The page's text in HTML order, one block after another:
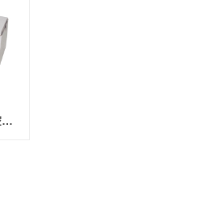
WSK－8C多威温控（空调房间用）带背光蓝屏 （7根线的）